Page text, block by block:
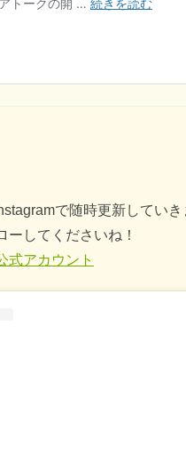
で随時更新していき
ーしてくださいね！
アカウント